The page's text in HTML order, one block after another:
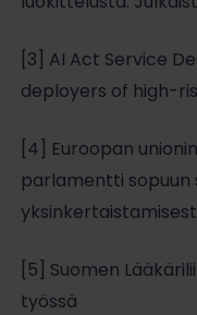
[3] AI Act Service
deployers of high-
[4] Euroopan
parlamentti sopuun
[5] Suomen
työssä